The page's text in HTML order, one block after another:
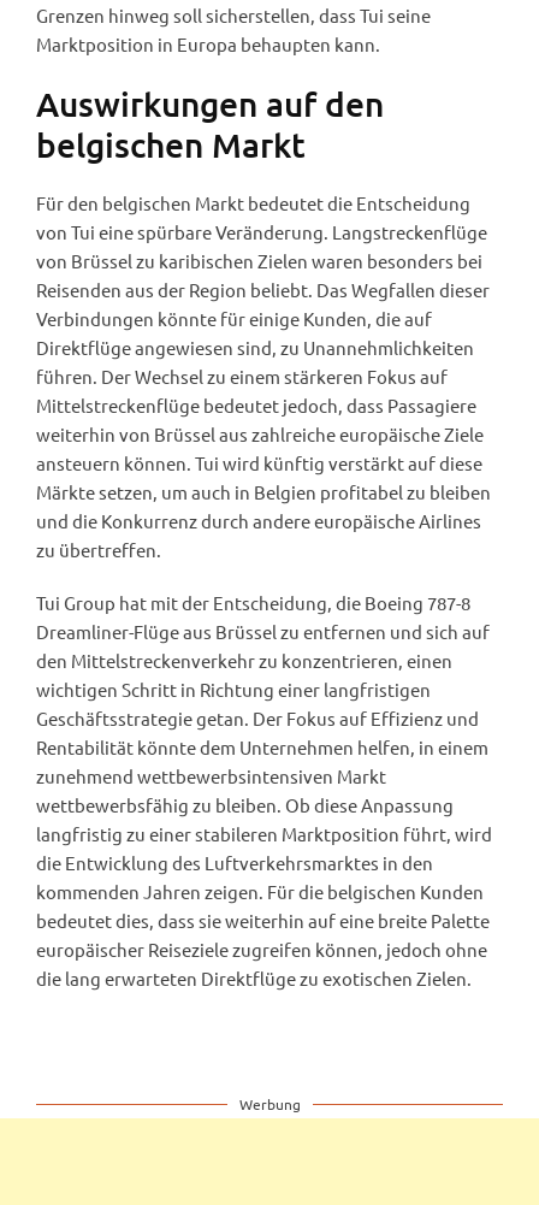
Grenzen hinweg soll sicherstellen, dass Tui seine
Marktposition in Europa behaupten kann.
Auswirkungen auf den
belgischen Markt
Für den belgischen Markt bedeutet die Entscheidung
von Tui eine spürbare Veränderung. Langstreckenflüge
von Brüssel zu karibischen Zielen waren besonders bei
Reisenden aus der Region beliebt. Das Wegfallen dieser
Verbindungen könnte für einige Kunden, die auf
Direktflüge angewiesen sind, zu Unannehmlichkeiten
führen. Der Wechsel zu einem stärkeren Fokus auf
Mittelstreckenflüge bedeutet jedoch, dass Passagiere
weiterhin von Brüssel aus zahlreiche europäische Ziele
ansteuern können. Tui wird künftig verstärkt auf diese
Märkte setzen, um auch in Belgien profitabel zu bleiben
und die Konkurrenz durch andere europäische Airlines
zu übertreffen.
Tui Group hat mit der Entscheidung, die Boeing 787-8
Dreamliner-Flüge aus Brüssel zu entfernen und sich auf
den Mittelstreckenverkehr zu konzentrieren, einen
wichtigen Schritt in Richtung einer langfristigen
Geschäftsstrategie getan. Der Fokus auf Effizienz und
Rentabilität könnte dem Unternehmen helfen, in einem
zunehmend wettbewerbsintensiven Markt
wettbewerbsfähig zu bleiben. Ob diese Anpassung
langfristig zu einer stabileren Marktposition führt, wird
die Entwicklung des Luftverkehrsmarktes in den
kommenden Jahren zeigen. Für die belgischen Kunden
bedeutet dies, dass sie weiterhin auf eine breite Palette
europäischer Reiseziele zugreifen können, jedoch ohne
die lang erwarteten Direktflüge zu exotischen Zielen.
Werbung